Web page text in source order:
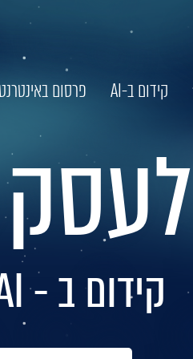
קידום ב-AI פרסום
קידום ב - AI, קידום אתרים ושיווק דיגיטלי מתקדם